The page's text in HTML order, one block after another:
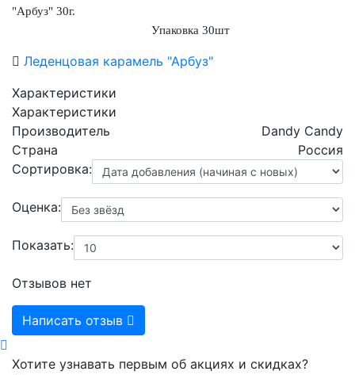
"Арбуз" 30г.
Упаковка 30шт
Леденцовая карамель "Арбуз"
Характеристики
Характеристики
Производитель
Dandy Candy
Страна
Россия
Сортировка:
Оценка:
Показать:
Отзывов нет
Написать отзыв
Хотите узнавать первым об акциях и скидках?